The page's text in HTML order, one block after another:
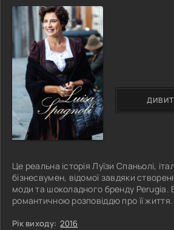
Це реальна історія Луїзи Спаньолі,
бізнесвумен, відомої завдяки
моди та шоколадного бренду Perugia.
романтичною розповіддю про її
людини, яка значно випередила свій
Рік виходу: 2016